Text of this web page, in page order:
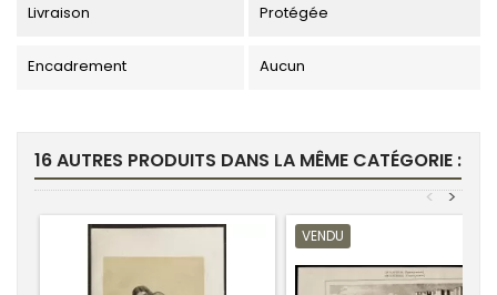
Livraison Protégée
Encadrement Aucun
16 AUTRES PRODUITS DANS LA MÊME CATÉGORIE :
>
<
VENDU